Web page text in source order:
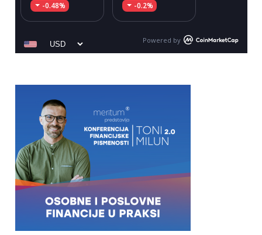
-0.48% -0.2%
Powered by